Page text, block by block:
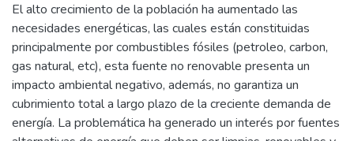
El alto crecimiento de la población ha aumentado las
necesidades energéticas, las cuales están constituidas
principalmente por combustibles fósiles (petroleo, carbon,
gas natural, etc), esta fuente no renovable presenta un
impacto ambiental negativo, además, no garantiza un
cubrimiento total a largo plazo de la creciente demanda de
energía. La problemática ha generado un interés por fuentes